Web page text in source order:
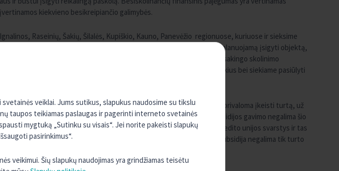
veiklai. Jums sutikus, slapukus naudosime su tikslu
taupos teikiamas paslaugas ir pagerinti interneto svetainės
mygtuką „Sutinku su visais“. Jei norite pakeisti slapukų
pasirinkimus“.
veikimui. Šių slapukų naudojimas yra grindžiamas teisėtu
kiekvieno besikreipiančio galimybės.
Raseinių, Šakių, Šilalės, Kupiškio, Kauno, Panevėžio regionuose, kuriuose ir sieksime
patirtis dirbant regionuose leidžia objektyviai vertinti kiekvieną planuojamą įsigyti objektą,
čia gyvenančius žmones ir jų aplinką. Mums galioja tokie patys atsakingo skolinimo
esame greiti ir lanksčiai reaguojame į mūsų klientų poreikius bei siekiame pasiūlyti
sprendimą“, – priduria Aistė Čepulė.
būstą įsigyjančioms jaunoms šeimoms įstatyme, imant paskolą privaloma įkeisti turtą, už
pasinaudoti šia finansavimo galimybe svarbu žinoti, kad 10 m. po subsidijos gavimo negalima šio
jei šis reikalavimas bus pažeistas, subsidiją reikės grąžinti. KREDA kredito unijos svarstys ir tas
pilnai neįrengtą butą ar nebaigtą statyti namą. Pagal įstatymą subsidija negalima tik turto